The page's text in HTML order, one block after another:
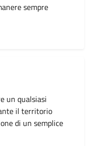
sempre
un qualsiasi
il territorio
di un semplice